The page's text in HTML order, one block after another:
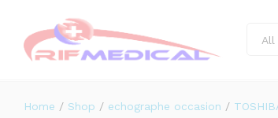
All
Home / Shop / echographe occasion /
Description